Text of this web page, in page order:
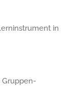
in
Gruppen-